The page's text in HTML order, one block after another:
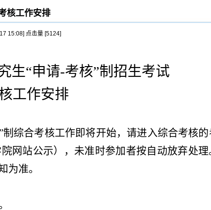
核工作安排
15:08] 点击量 [5124]
生“申请-考核”制 招生考试
工作安排
综合考核工作即将开始，请进入综合考核
网站公示） ，未准时参加者按自动放弃处理
为准。